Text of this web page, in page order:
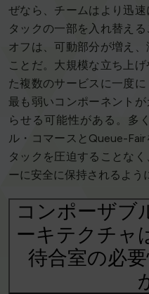
ぜなら、チームはより迅
タックの一部を入れ替え
オフは、可動部分が増え
ことだ。大規模な立ち上
た複数のサービスに一度に
最も弱いコンポーネント
らせる可能性がある。多
ル・コマースとQueue-
タックを圧迫することな
ーに安全に保持されるよう
コンポーザブ
ーキテクチャ
待合室の必